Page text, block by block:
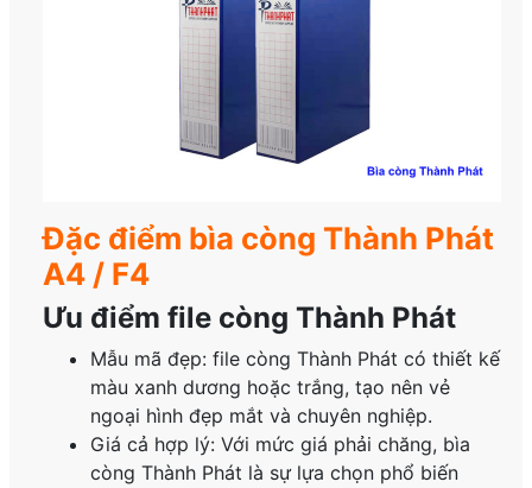
Đặc điểm bìa còng Thành Phát
A4 / F4
Ưu điểm file còng Thành Phát
Mẫu mã đẹp: file còng Thành Phát có thiết kế
màu xanh dương hoặc trắng, tạo nên vẻ
ngoại hình đẹp mắt và chuyên nghiệp.
Giá cả hợp lý: Với mức giá phải chăng, bìa
còng Thành Phát là sự lựa chọn phổ biến